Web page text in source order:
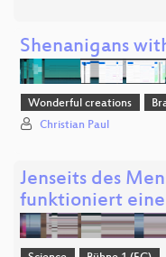
Shenanigans
Wonderful creations
Christian Paul
Jenseits des
funktioniert